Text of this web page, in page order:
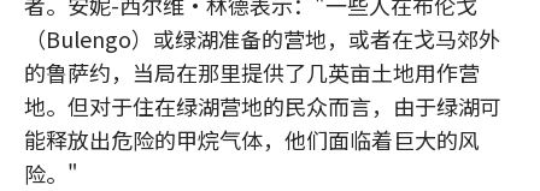
（Bulengo）或绿湖准备的营地，或者在戈马郊外
的鲁萨约，当局在那里提供了几英亩土地用作营
地。但对于住在绿湖营地的民众而言，由于绿湖可
能释放出危险的甲烷气体，他们面临着巨大的风
险。"